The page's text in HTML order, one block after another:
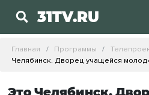
31TV.RU
Главная Программы
Челябинск. Дворец учащейся
Это Челябинск.